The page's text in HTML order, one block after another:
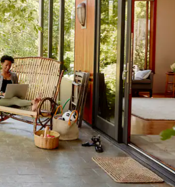
pour les parcourir ou en appuyant et en faisant glisser.